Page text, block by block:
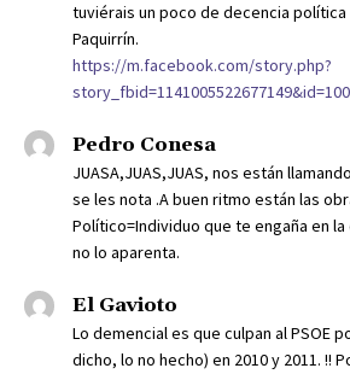
tuviérais un poco de decencia
Paquirrín.
https://m.facebook.com/story.php?
Pedro Conesa
JUASA,JUAS,JUAS, nos están
se les nota .A buen ritmo están las
Político=Individuo que te engaña en
no lo aparenta.
El Gavioto
Lo demencial es que culpan al PSOE
dicho, lo no hecho) en 2010 y 2011. !!